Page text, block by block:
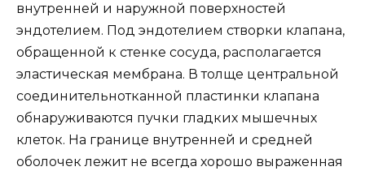
внутренней и наружной поверхностей
эндотелием. Под эндотелием створки клапана,
обращенной к стенке сосуда, располагается
эластическая мембрана. В толще центральной
соединительнотканной пластинки клапана
обнаруживаются пучки гладких мышечных
клеток. На границе внутренней и средней
оболочек лежит не всегда хорошо выраженная